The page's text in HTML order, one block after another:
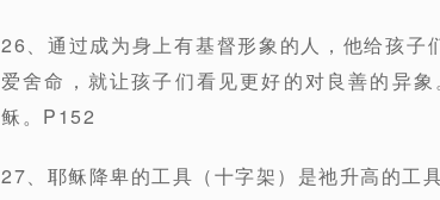
26、通过成为身上有基督形象的人，他给孩子
爱舍命，就让孩子们看见更好的对良善的异
稣。P152
27、耶稣降卑的工具（十字架）是祂升高的工